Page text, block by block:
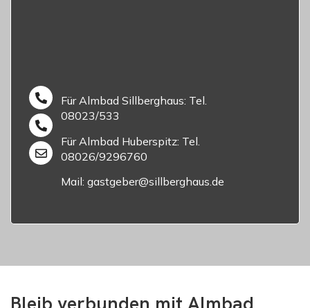
Für Almbad Sillberghaus: Tel.
08023/533
Für Almbad Huberspitz: Tel.
08026/9296760
Mail: gastgeber@sillberghaus.de